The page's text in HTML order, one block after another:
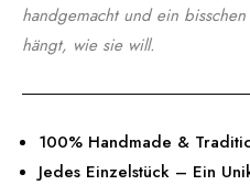
handgemacht und ein
hängt, wie sie will.
100% Handmade &
Jedes Einzelstück – Ein